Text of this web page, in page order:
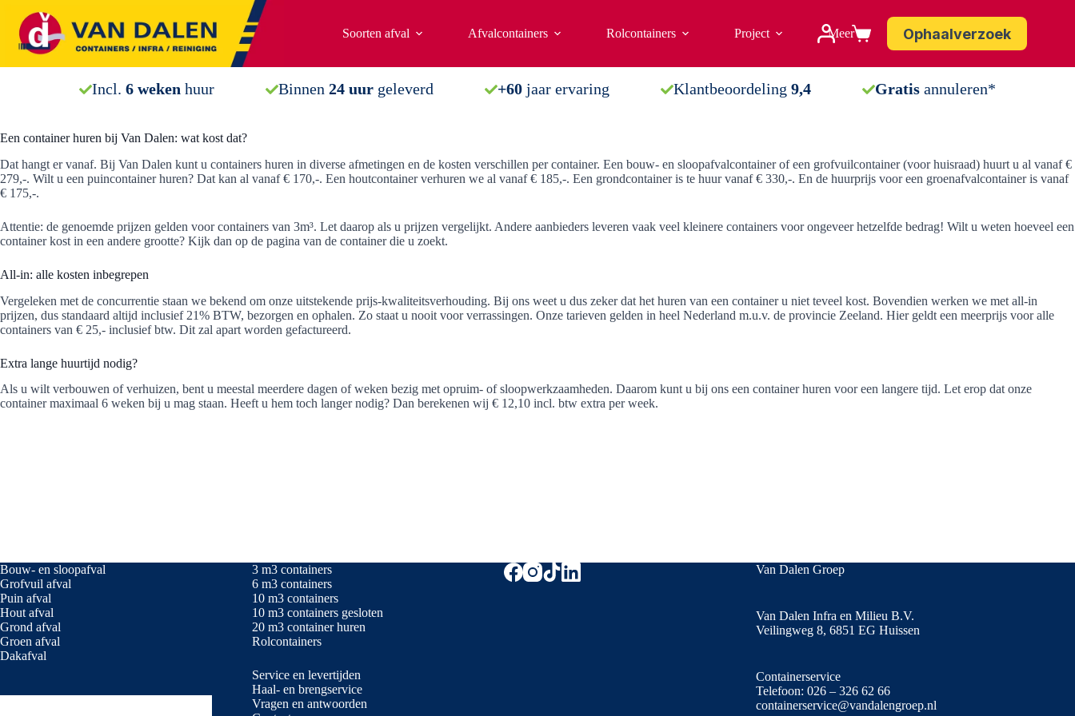
inhoud
Soorten afval Afvalcontainers Rolcontainers Project MeerWinkelwagenOphaalverzoek
Incl. 6 weken huur Binnen24 uur geleverd +60jaar ervaring Klantbeoordeling 9,4 Gratisannuleren*
Een container huren bij Van Dalen: wat kost dat?
Dat hangt er vanaf. Bij Van Dalen kunt u containers huren in diverse afmetingen en de kosten verschillen per container. Een bouw- en sloopafvalcontainer of een grofvuilcontainer (voor huisraad) huurt u al vanaf €
279,-. Wilt u een puincontainer huren? Dat kan al vanaf € 170,-. Een houtcontainer verhuren we al vanaf € 185,-. Een grondcontainer is te huur vanaf € 330,-. En de huurprijs voor een groenafvalcontainer is vanaf
€ 175,-.
Attentie: de genoemde prijzen gelden voor containers van 3m³. Let daarop als u prijzen vergelijkt. Andere aanbieders leveren vaak veel kleinere containers voor ongeveer hetzelfde bedrag! Wilt u weten hoeveel een
container kost in een andere grootte? Kijk dan op de pagina van de container die u zoekt.
All-in: alle kosten inbegrepen
Vergeleken met de concurrentie staan we bekend om onze uitstekende prijs-kwaliteitsverhouding. Bij ons weet u dus zeker dat het huren van een container u niet teveel kost. Bovendien werken we met all-in
prijzen, dus standaard altijd inclusief 21% BTW, bezorgen en ophalen. Zo staat u nooit voor verrassingen. Onze tarieven gelden in heel Nederland m.u.v. de provincie Zeeland. Hier geldt een meerprijs voor alle
containers van € 25,- inclusief btw. Dit zal apart worden gefactureerd.
Extra lange huurtijd nodig?
Als u wilt verbouwen of verhuizen, bent u meestal meerdere dagen of weken bezig met opruim- of sloopwerkzaamheden. Daarom kunt u bij ons een container huren voor een langere tijd. Let erop dat onze
container maximaal 6 weken bij u mag staan. Heeft u hem toch langer nodig? Dan berekenen wij € 12,10 incl. btw extra per week.
Bouw- en sloopafval
Grofvuil afval
Puin afval
Hout afval
Grond afval
Groen afval
Dakafval
3 m3 containers
6 m3 containers
10 m3 containers
10 m3 containers gesloten
20 m3 container huren
Rolcontainers
Service en levertijden
Haal- en brengservice
Vragen en antwoorden
Van Dalen Groep
Van Dalen Infra en Milieu B.V.
Veilingweg 8, 6851 EG Huissen
Containerservice
Telefoon: 026 – 326 62 66
containerservice@vandalengroep.nl